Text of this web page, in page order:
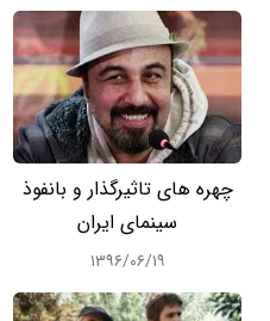
چهره های تاثیرگذار و بانفوذ
سینمای ایران
۱۳۹۶/۰۶/۱۹